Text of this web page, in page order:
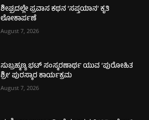
ಶೀಘ್ರದಲ್ಲೇ ಪ್ರವಾಸ ಕಥನ ‘ಸಪ್ತಯಾನ’ ಕೃತಿ
ಲೋಕಾರ್ಪಣೆ
August 7, 2026
ಸುಬ್ರಹ್ಮಣ್ಯ ಭಟ್ ಸಂಸ್ಮರಣಾರ್ಥ ಯುವ ‘ಪುರೋಹಿತ
ಶ್ರೀ’ ಪುರಸ್ಕಾರ ಕಾರ್ಯಕ್ರಮ
August 7, 2026